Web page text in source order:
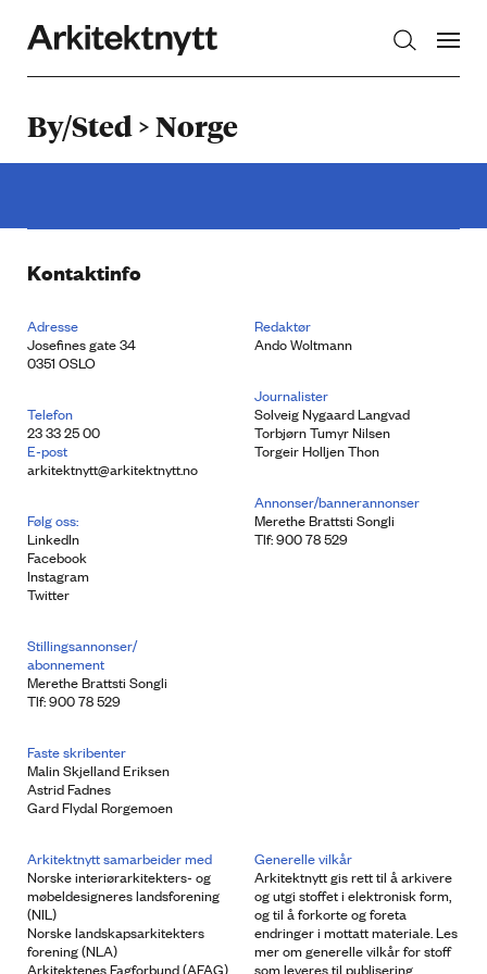
By/Sted > Norge
Kontaktinfo
Adresse
Josefines gate 34
0351 OSLO
Telefon
23 33 25 00
E-post
arkitektnytt@arkitektnytt.no
Følg oss:
LinkedIn
Facebook
Instagram
Twitter
Redaktør
Ando Woltmann
Journalister
Solveig Nygaard Langvad
Torbjørn Tumyr Nilsen
Torgeir Holljen Thon
Annonser/bannerannonser
Merethe Brattsti Songli
Tlf: 900 78 529
Stillingsannonser/
abonnement
Merethe Brattsti Songli
Tlf: 900 78 529
Faste skribenter
Malin Skjelland Eriksen
Astrid Fadnes
Gard Flydal Rorgemoen
Arkitektnytt samarbeider med
Norske interiørarkitekters- og
møbeldesigneres landsforening
(NIL)
Norske landskapsarkitekters
forening (NLA)
Arkitektenes Fagforbund (AFAG)
Generelle vilkår
Arkitektnytt gis rett til å arkivere
og utgi stoffet i elektronisk form,
og til å forkorte og foreta
endringer i mottatt materiale. Les
mer om generelle vilkår for stoff
som leveres til publisering.